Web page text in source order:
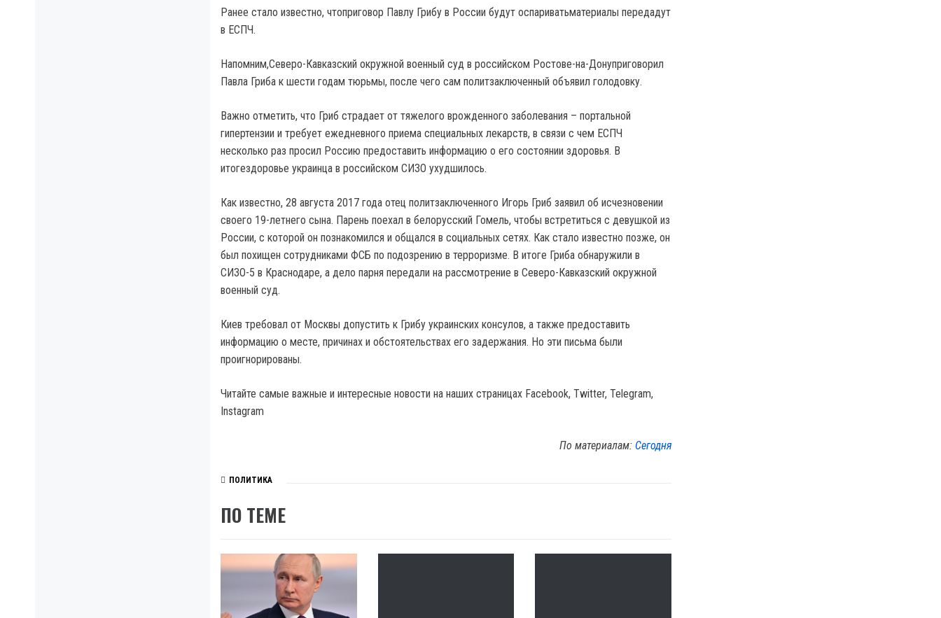
Ранее стало известно, чтоприговор Павлу Грибу в России будут оспариватьматериалы передадут
в ЕСПЧ.
Напомним,Северо-Кавказский окружной военный суд в российском Ростове-на-Донуприговорил
Павла Гриба к шести годам тюрьмы, после чего сам политзаключенный объявил голодовку.
Важно отметить, что Гриб страдает от тяжелого врожденного заболевания – портальной
гипертензии и требует ежедневного приема специальных лекарств, в связи с чем ЕСПЧ
несколько раз просил Россию предоставить информацию о его состоянии здоровья. В
итогездоровье украинца в российском СИЗО ухудшилось.
Как известно, 28 августа 2017 года отец политзаключенного Игорь Гриб заявил об исчезновении
своего 19-летнего сына. Парень поехал в белорусский Гомель, чтобы встретиться с девушкой из
России, с которой он познакомился и общался в социальных сетях. Как стало известно позже, он
был похищен сотрудниками ФСБ по подозрению в терроризме. В итоге Гриба обнаружили в
СИЗО-5 в Краснодаре, а дело парня передали на рассмотрение в Северо-Кавказский окружной
военный суд.
Киев требовал от Москвы допустить к Грибу украинских консулов, а также предоставить
информацию о месте, причинах и обстоятельствах его задержания. Но эти письма были
проигнорированы.
Читайте самые важные и интересные новости на наших страницах Facebook, Twitter, Telegram,
Instagram
По материалам: Сегодня
ПОЛИТИКА
ПО ТЕМЕ